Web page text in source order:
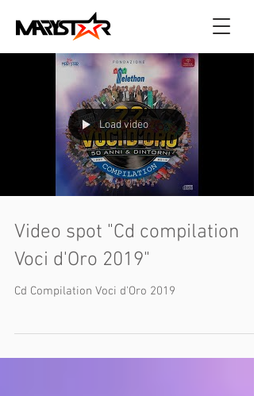
Load video
Video spot "Cd compilation
Voci d'Oro 2019"
Cd Compilation Voci d'Oro 2019